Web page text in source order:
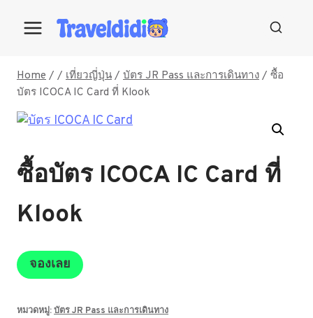
Home / / เที่ยวญี่ปุ่น / บัตร JR Pass และการเดินทาง / ซื้อ
บัตร ICOCA IC Card ที่ Klook
ซื้อบัตร ICOCA IC Card ที่
Klook
จองเลย
หมวดหมู่:บัตร JR Pass และการเดินทาง